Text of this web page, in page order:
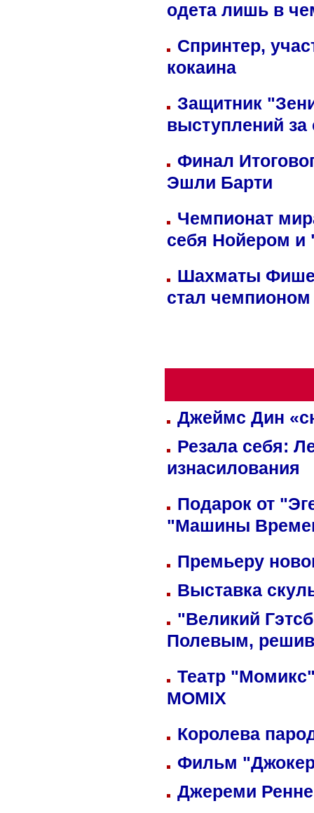
одета лишь в
Спринтер,
кокаина
Защитник
выступлений
Финал
Эшли Барти
Чемпионат
себя Нойером и
Шахматы
стал
Джеймс Дин
Резала себя:
изнасилования
Подарок от
"Машины
Премьеру
Выставка
"Великий
Полевым,
Театр
MOMIX
Королева
Фильм
Джереми